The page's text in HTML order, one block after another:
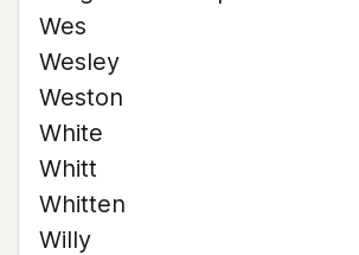
Wes
Wesley
Weston
White
Whitt
Whitten
Willy